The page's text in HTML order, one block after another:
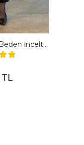
En Boy Likralı Bir Beden İncelten Pantolon - SIYAH